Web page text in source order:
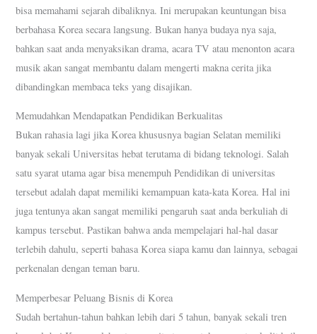
bisa memahami sejarah dibaliknya. Ini merupakan keuntungan bisa
berbahasa Korea secara langsung. Bukan hanya budaya nya saja,
bahkan saat anda menyaksikan drama, acara TV atau menonton acara
musik akan sangat membantu dalam mengerti makna cerita jika
dibandingkan membaca teks yang disajikan.
Memudahkan Mendapatkan Pendidikan Berkualitas
Bukan rahasia lagi jika Korea khususnya bagian Selatan memiliki
banyak sekali Universitas hebat terutama di bidang teknologi. Salah
satu syarat utama agar bisa menempuh Pendidikan di universitas
tersebut adalah dapat memiliki kemampuan kata-kata Korea. Hal ini
juga tentunya akan sangat memiliki pengaruh saat anda berkuliah di
kampus tersebut. Pastikan bahwa anda mempelajari hal-hal dasar
terlebih dahulu, seperti bahasa Korea siapa kamu dan lainnya, sebagai
perkenalan dengan teman baru.
Memperbesar Peluang Bisnis di Korea
Sudah bertahun-tahun bahkan lebih dari 5 tahun, banyak sekali tren